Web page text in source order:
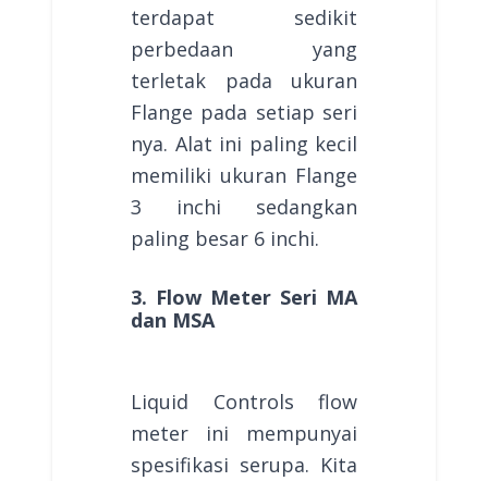
terdapat sedikit
perbedaan yang
terletak pada ukuran
Flange pada setiap seri
nya. Alat ini paling kecil
memiliki ukuran Flange
3 inchi sedangkan
paling besar 6 inchi.
3. Flow Meter Seri MA
dan MSA
Liquid Controls flow
meter ini mempunyai
spesifikasi serupa. Kita